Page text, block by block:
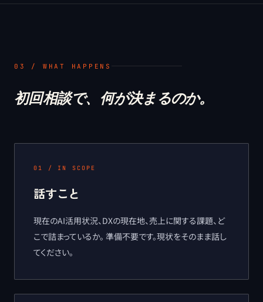
03 / WHAT HAPPENS
初回相談で、何が決まるのか。
01 / IN SCOPE
話すこと
現在のAI活用状況、DXの現在地、売上に関する課題、ど
こで詰まっているか。 準備不要です。現状をそのまま話し
てください。